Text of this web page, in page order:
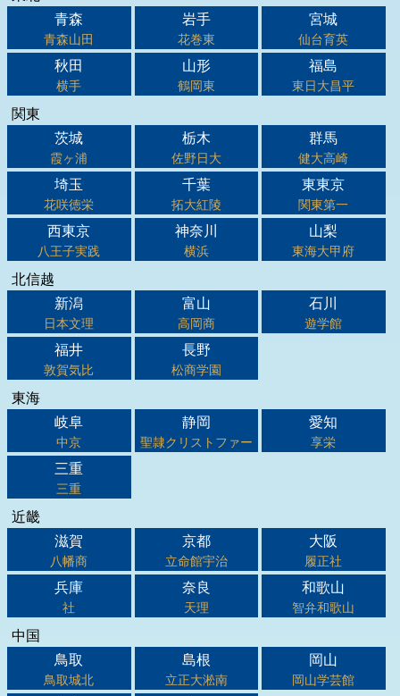
青森
青森山田
岩手
花巻東
宮城
仙台育英
秋田
横手
山形
鶴岡東
福島
東日大昌平
関東
茨城
霞ヶ浦
栃木
佐野日大
群馬
健大高崎
埼玉
花咲徳栄
千葉
拓大紅陵
東東京
関東第一
西東京
八王子実践
神奈川
横浜
山梨
東海大甲府
北信越
新潟
日本文理
富山
高岡商
石川
遊学館
福井
敦賀気比
長野
松商学園
東海
岐阜
中京
静岡
聖隷クリストファー
愛知
享栄
三重
三重
近畿
滋賀
八幡商
京都
立命館宇治
大阪
履正社
兵庫
社
奈良
天理
和歌山
智弁和歌山
中国
鳥取
鳥取城北
島根
立正大淞南
岡山
岡山学芸館